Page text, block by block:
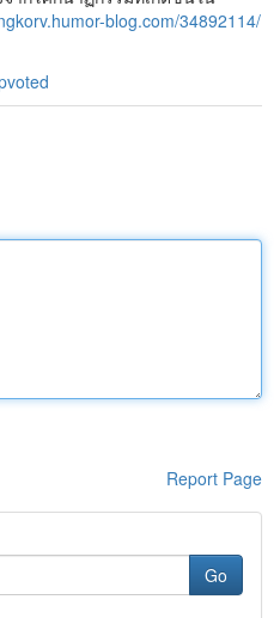
blog.com/34892114/
Report Page
Go